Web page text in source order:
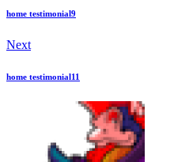
home testimonial9
Next
home testimonial11